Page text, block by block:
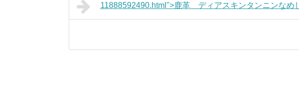
11888592490.html">鹿革 ディアスキンタンニンな